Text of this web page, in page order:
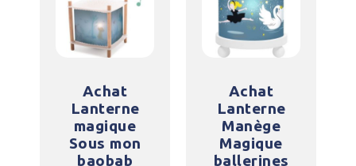
Achat
Lanterne
magique
Sous mon
baobab
Achat
Lanterne
Manège
Magique
ballerines